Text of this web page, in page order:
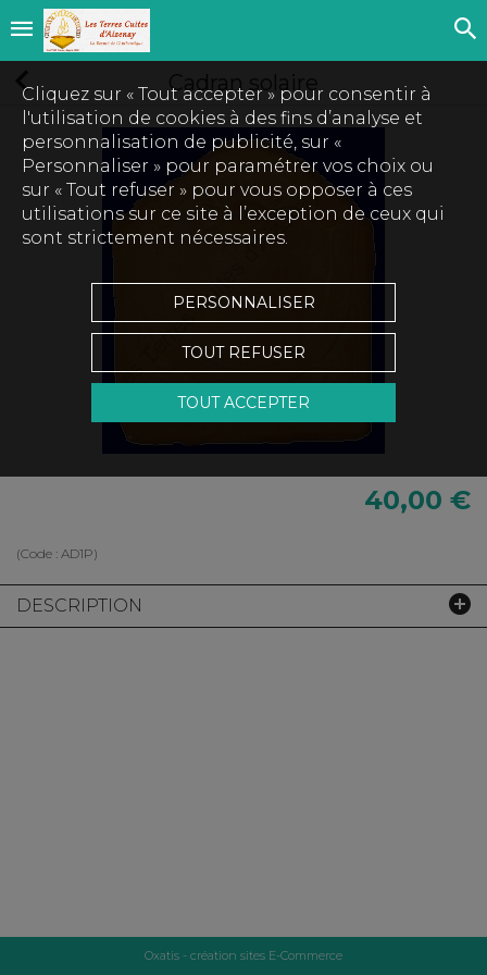
Cadran solaire
40,00 €
(Code : AD1P)
DESCRIPTION
Cliquez sur « Tout accepter » pour consentir à
l'utilisation de cookies à des fins d’analyse et
personnalisation de publicité, sur «
Personnaliser » pour paramétrer vos choix ou
sur « Tout refuser » pour vous opposer à ces
utilisations sur ce site à l’exception de ceux qui
sont strictement nécessaires.
PERSONNALISER
TOUT REFUSER
TOUT ACCEPTER
Oxatis - création sites E-Commerce